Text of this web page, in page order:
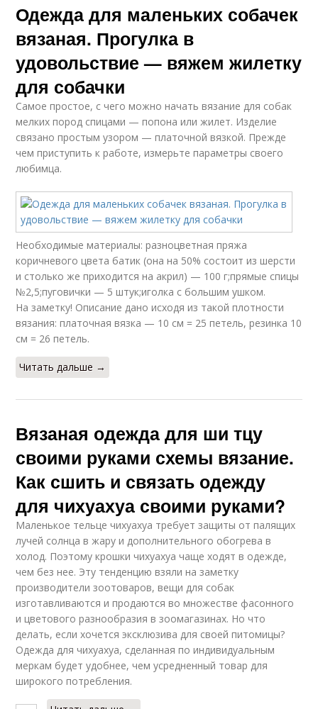
Одежда для маленьких собачек
вязаная. Прогулка в
удовольствие — вяжем жилетку
для собачки
Самое простое, с чего можно начать вязание для собак
мелких пород спицами — попона или жилет. Изделие
связано простым узором — платочной вязкой. Прежде
чем приступить к работе, измерьте параметры своего
любимца.
Необходимые материалы: разноцветная пряжа
коричневого цвета батик (она на 50% состоит из шерсти
и столько же приходится на акрил) — 100 г;прямые спицы
№2,5;пуговички — 5 штук;иголка с большим ушком.
На заметку! Описание дано исходя из такой плотности
вязания: платочная вязка — 10 см = 25 петель, резинка 10
см = 26 петель.
Читать дальше →
Вязаная одежда для ши тцу
своими руками схемы вязание.
Как сшить и связать одежду
для чихуахуа своими руками?
Маленькое тельце чихуахуа требует защиты от палящих
лучей солнца в жару и дополнительного обогрева в
холод. Поэтому крошки чихуахуа чаще ходят в одежде,
чем без нее. Эту тенденцию взяли на заметку
производители зоотоваров, вещи для собак
изготавливаются и продаются во множестве фасонного
и цветового разнообразия в зоомагазинах. Но что
делать, если хочется эксклюзива для своей питомицы?
Одежда для чихуахуа, сделанная по индивидуальным
меркам будет удобнее, чем усредненный товар для
широкого потребления.